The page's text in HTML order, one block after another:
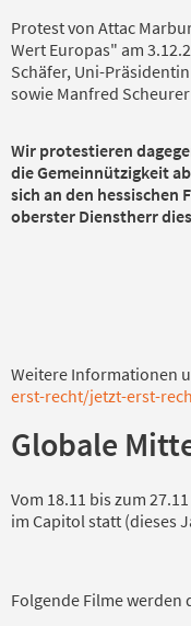
Protest von Attac
Wert Europas" am
Schäfer, Uni-
sowie Manfred
Wir protestieren
die Gemeinnützigkeit
sich an den hessischen
oberster Dienstherr
Weitere Informationen
erst-recht/jetzt-erst-
Globale
Vom 18.11 bis zum
im Capitol statt (dieses
Folgende Filme werden